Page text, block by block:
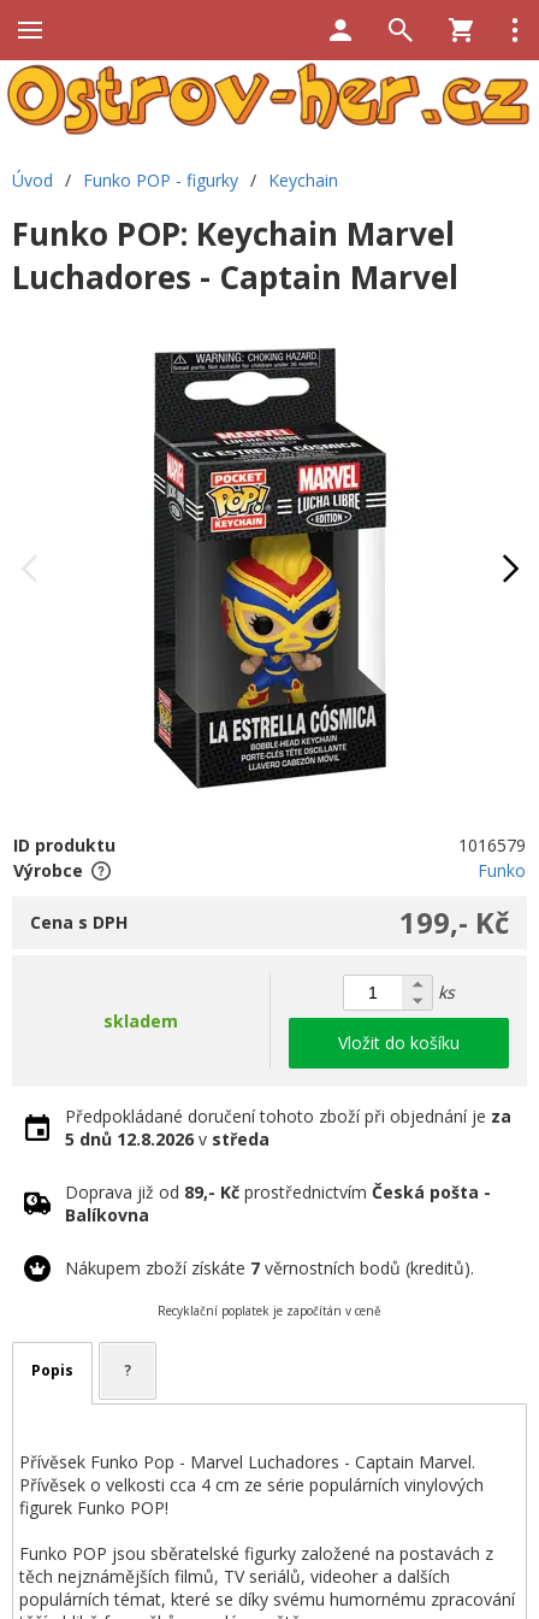
Úvod / Funko POP - figurky / Keychain
Funko POP: Keychain Marvel
Luchadores - Captain Marvel
ID produktu
1016579
Výrobce
Funko
199,- Kč
Cena s DPH
skladem
ks
Vložit do košíku
Předpokládané doručení tohoto zboží při objednání je za
5 dnů 12.8.2026 v středa
Doprava již od 89,- Kč prostřednictvím Česká pošta -
Balíkovna
Nákupem zboží získáte 7 věrnostních bodů (kreditů).
Recyklační poplatek je započítán v ceně
Popis ?
Přívěsek Funko Pop - Marvel Luchadores - Captain Marvel.
Přívěsek o velkosti cca 4 cm ze série populárních vinylových
figurek Funko POP!
Funko POP jsou sběratelské figurky založené na postavách z
těch nejznámějších filmů, TV seriálů, videoher a dalších
populárních témat, které se díky svému humornému zpracování